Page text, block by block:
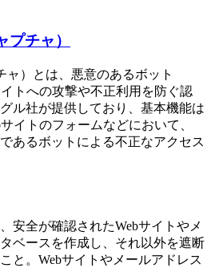
チャ）
ャ）とは、悪意のあるボット
イトへの攻撃や不正利用を防ぐ認
ル社が提供しており、基本機能は
イトのフォームなどにおいて、
あるボットによる不正なアクセス
安全が確認されたWebサイトやメ
ベースを作成し、それ以外を遮断
と。Webサイトやメールアドレス